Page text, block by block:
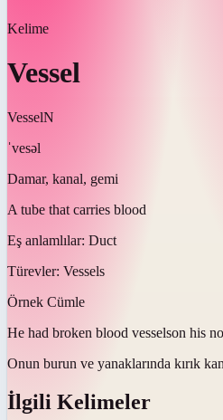
Kelime
Vessel
VesselN
ˈvesəl
Damar, kanal, gemi
A tube that carries blood
Eş anlamlılar: Duct
Türevler: Vessels
Örnek Cümle
He had broken blood vesselson his
Onun burun ve yanaklarında kırık kan
İlgili Kelimeler